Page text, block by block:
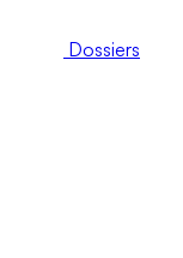
Dossiers